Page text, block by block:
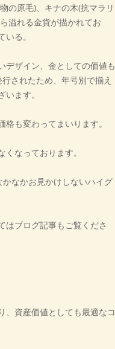
の原毛)、キナの木(抗マラリ
溢れる金貨が描かれてお
る。
デザイン、金としての価値も
されたため、年号別で揃え
ます。
も変わってまいります。
なっております。
なかお見かけしないハイグ
はブログ記事もご覧くださ
、資産価値としても最適なコ